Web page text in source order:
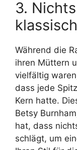
3.
Während die
ihren Müttern
vielfältig
dass jede
Kern hatte.
Betsy
hat, dass
schlägt, um